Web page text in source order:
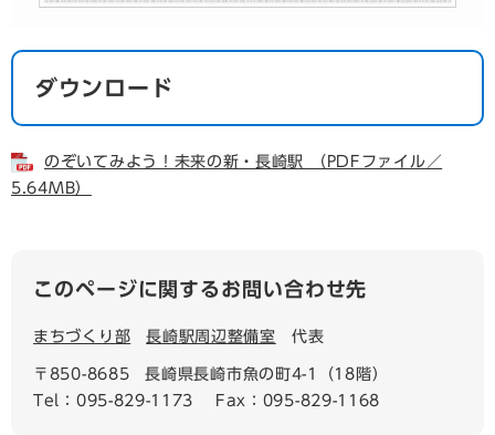
ダウンロード
のぞいてみよう！未来の新・長崎駅 （PDFファイル／
5.64MB）
このページに関するお問い合わせ先
まちづくり部 長崎駅周辺整備室 代表
〒850-8685
長崎県長崎市魚の町4-1（18階）
Tel：095-829-1173
Fax：095-829-1168